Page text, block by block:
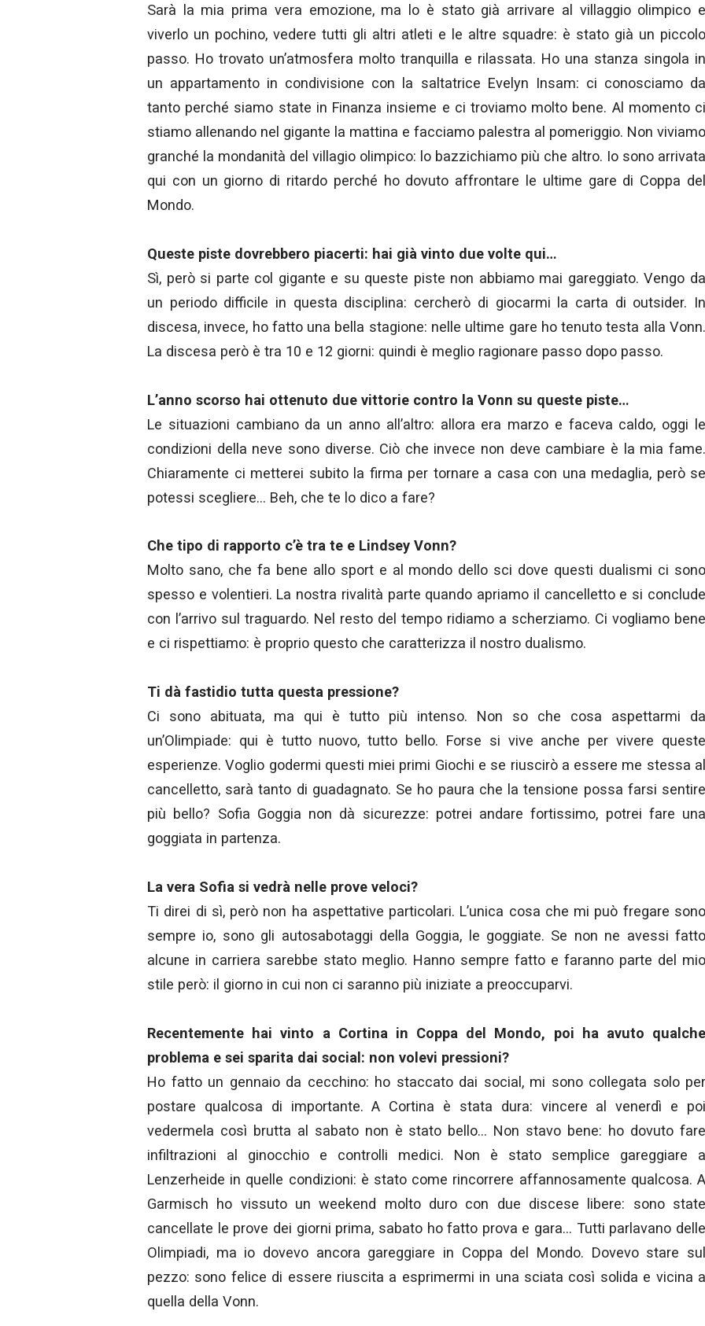
Sarà la mia prima vera emozione, ma lo è stato già arrivare al villaggio olimpico e
viverlo un pochino, vedere tutti gli altri atleti e le altre squadre: è stato già un piccolo
passo. Ho trovato un’atmosfera molto tranquilla e rilassata. Ho una stanza singola in
un appartamento in condivisione con la saltatrice Evelyn Insam: ci conosciamo da
tanto perché siamo state in Finanza insieme e ci troviamo molto bene. Al momento ci
stiamo allenando nel gigante la mattina e facciamo palestra al pomeriggio. Non viviamo
granché la mondanità del villagio olimpico: lo bazzichiamo più che altro. Io sono arrivata
qui con un giorno di ritardo perché ho dovuto affrontare le ultime gare di Coppa del
Mondo.
Queste piste dovrebbero piacerti: hai già vinto due volte qui…
Sì, però si parte col gigante e su queste piste non abbiamo mai gareggiato. Vengo da
un periodo difficile in questa disciplina: cercherò di giocarmi la carta di outsider. In
discesa, invece, ho fatto una bella stagione: nelle ultime gare ho tenuto testa alla Vonn.
La discesa però è tra 10 e 12 giorni: quindi è meglio ragionare passo dopo passo.
L’anno scorso hai ottenuto due vittorie contro la Vonn su queste piste…
Le situazioni cambiano da un anno all’altro: allora era marzo e faceva caldo, oggi le
condizioni della neve sono diverse. Ciò che invece non deve cambiare è la mia fame.
Chiaramente ci metterei subito la firma per tornare a casa con una medaglia, però se
potessi scegliere… Beh, che te lo dico a fare?
Che tipo di rapporto c’è tra te e Lindsey Vonn?
Molto sano, che fa bene allo sport e al mondo dello sci dove questi dualismi ci sono
spesso e volentieri. La nostra rivalità parte quando apriamo il cancelletto e si conclude
con l’arrivo sul traguardo. Nel resto del tempo ridiamo a scherziamo. Ci vogliamo bene
e ci rispettiamo: è proprio questo che caratterizza il nostro dualismo.
Ti dà fastidio tutta questa pressione?
Ci sono abituata, ma qui è tutto più intenso. Non so che cosa aspettarmi da
un’Olimpiade: qui è tutto nuovo, tutto bello. Forse si vive anche per vivere queste
esperienze. Voglio godermi questi miei primi Giochi e se riuscirò a essere me stessa al
cancelletto, sarà tanto di guadagnato. Se ho paura che la tensione possa farsi sentire
più bello? Sofia Goggia non dà sicurezze: potrei andare fortissimo, potrei fare una
goggiata in partenza.
La vera Sofia si vedrà nelle prove veloci?
Ti direi di sì, però non ha aspettative particolari. L’unica cosa che mi può fregare sono
sempre io, sono gli autosabotaggi della Goggia, le goggiate. Se non ne avessi fatto
alcune in carriera sarebbe stato meglio. Hanno sempre fatto e faranno parte del mio
stile però: il giorno in cui non ci saranno più iniziate a preoccuparvi.
Recentemente hai vinto a Cortina in Coppa del Mondo, poi ha avuto qualche
problema e sei sparita dai social: non volevi pressioni?
Ho fatto un gennaio da cecchino: ho staccato dai social, mi sono collegata solo per
postare qualcosa di importante. A Cortina è stata dura: vincere al venerdì e poi
vedermela così brutta al sabato non è stato bello… Non stavo bene: ho dovuto fare
infiltrazioni al ginocchio e controlli medici. Non è stato semplice gareggiare a
Lenzerheide in quelle condizioni: è stato come rincorrere affannosamente qualcosa. A
Garmisch ho vissuto un weekend molto duro con due discese libere: sono state
cancellate le prove dei giorni prima, sabato ho fatto prova e gara… Tutti parlavano delle
Olimpiadi, ma io dovevo ancora gareggiare in Coppa del Mondo. Dovevo stare sul
pezzo: sono felice di essere riuscita a esprimermi in una sciata così solida e vicina a
quella della Vonn.